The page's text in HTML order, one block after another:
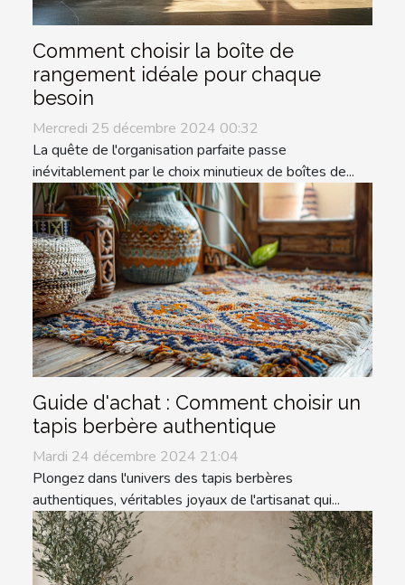
Comment choisir la boîte de
rangement idéale pour chaque
besoin
Mercredi 25 décembre 2024 00:32
La quête de l'organisation parfaite passe
inévitablement par le choix minutieux de boîtes de...
Guide d'achat : Comment choisir un
tapis berbère authentique
Mardi 24 décembre 2024 21:04
Plongez dans l'univers des tapis berbères
authentiques, véritables joyaux de l'artisanat qui...